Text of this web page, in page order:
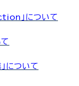
」について
について